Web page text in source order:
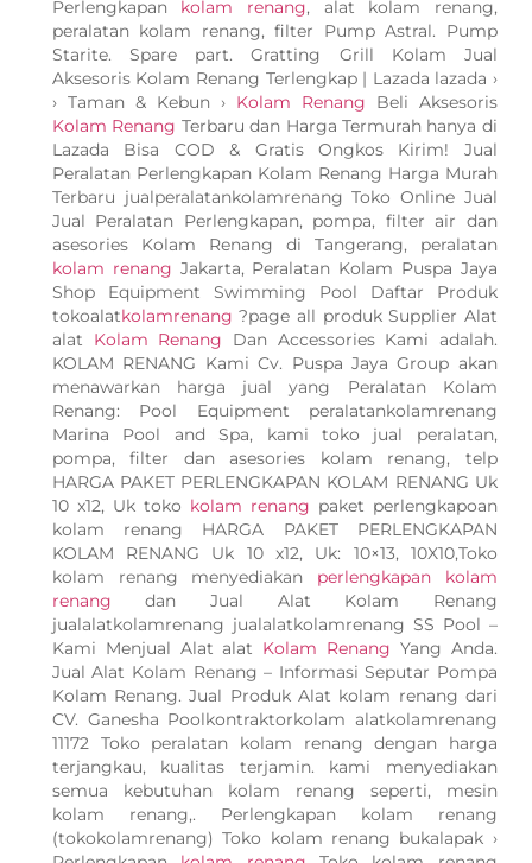
Perlengkapan kolam renang, alat kolam renang,
peralatan kolam renang, filter Pump Astral. Pump
Starite. Spare part. Gratting Grill Kolam Jual
Aksesoris Kolam Renang Terlengkap | Lazada lazada ›
› Taman & Kebun ›Kolam Renang Beli Aksesoris
Kolam Renang Terbaru dan Harga Termurah hanya di
Lazada Bisa COD & Gratis Ongkos Kirim! Jual
Peralatan Perlengkapan Kolam Renang Harga Murah
Terbaru jualperalatankolamrenang Toko Online Jual
Jual Peralatan Perlengkapan, pompa, filter air dan
asesories Kolam Renang di Tangerang, peralatan
kolam renang Jakarta, Peralatan Kolam Puspa Jaya
Shop Equipment Swimming Pool Daftar Produk
tokoalatkolamrenang ?page all produk Supplier Alat
alat Kolam Renang Dan Accessories Kami adalah.
KOLAM RENANG Kami Cv. Puspa Jaya Group akan
menawarkan harga jual yang Peralatan Kolam
Renang: Pool Equipment peralatankolamrenang
Marina Pool and Spa, kami toko jual peralatan,
pompa, filter dan asesories kolam renang, telp
HARGA PAKET PERLENGKAPAN KOLAM RENANG Uk
10 x12, Uk toko kolam renang paket perlengkapoan
kolam renang HARGA PAKET PERLENGKAPAN
KOLAM RENANG Uk 10 x12, Uk: 10×13, 10X10,Toko
kolam renang menyediakan perlengkapan kolam
renang dan Jual Alat Kolam Renang
jualalatkolamrenang jualalatkolamrenang SS Pool –
Kami Menjual Alat alat Kolam Renang Yang Anda.
Jual Alat Kolam Renang – Informasi Seputar Pompa
Kolam Renang. Jual Produk Alat kolam renang dari
CV. Ganesha Poolkontraktorkolam alatkolamrenang
11172 Toko peralatan kolam renang dengan harga
terjangkau, kualitas terjamin. kami menyediakan
semua kebutuhan kolam renang seperti, mesin
kolam renang,. Perlengkapan kolam renang
(tokokolamrenang) Toko kolam renang bukalapak ›